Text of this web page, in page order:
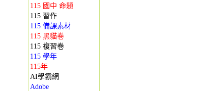
115 國中 命題
115 習作
115 備課素材
115 黑貓卷
115 複習卷
115 學年
115年
AI學霸網
Adobe